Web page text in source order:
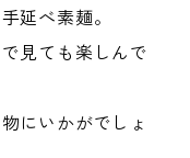
延べ素麺。
見ても楽しんで
にいかがでしょ